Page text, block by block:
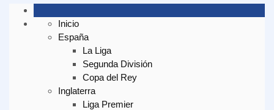
Inicio
España
La Liga
Segunda División
Copa del Rey
Inglaterra
Liga Premier